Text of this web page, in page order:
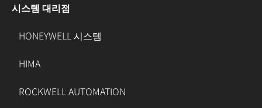
시스템 대리점
HONEYWELL 시스템
HIMA
ROCKWELL AUTOMATION